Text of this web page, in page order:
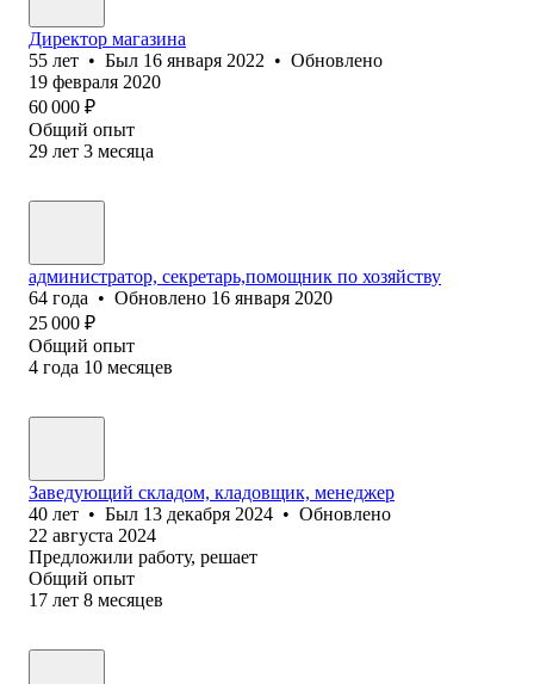
Директор магазина
55 лет • Был 16 января 2022 • Обновлено
19 февраля 2020
60 000 ₽
Общий опыт
29 лет 3 месяца
администратор, секретарь,помощник по хозяйству
64 года • Обновлено 16 января 2020
25 000 ₽
Общий опыт
4 года 10 месяцев
Заведующий складом, кладовщик, менеджер
40 лет • Был 13 декабря 2024 • Обновлено
22 августа 2024
Предложили работу, решает
Общий опыт
17 лет 8 месяцев